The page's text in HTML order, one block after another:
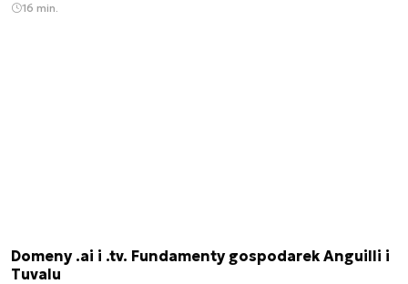
16 min.
Domeny .ai i .tv. Fundamenty gospodarek Anguilli i
Tuvalu